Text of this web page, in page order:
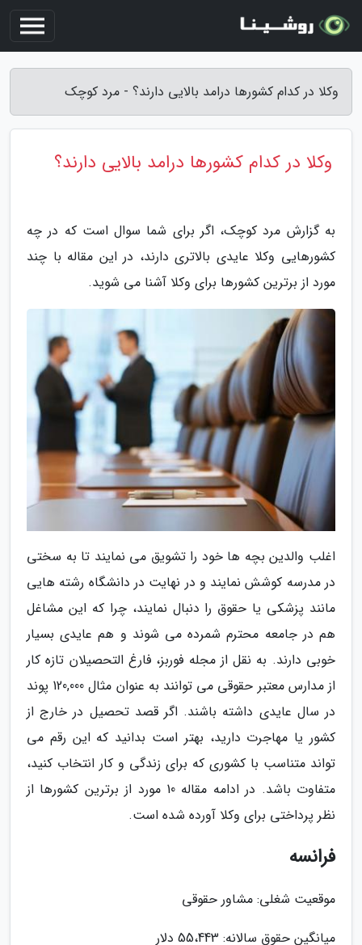
وکلا در کدام کشورها درامد بالایی دارند؟ - مرد کوچک
وکلا در کدام کشورها درامد بالایی دارند؟
به گزارش مرد کوچک، اگر برای شما سوال است که در چه
کشورهایی وکلا عایدی بالاتری دارند، در این مقاله با چند
مورد از برترین کشورها برای وکلا آشنا می شوید.
اغلب والدین بچه ها خود را تشویق می نمایند تا به سختی
در مدرسه کوشش نمایند و در نهایت در دانشگاه رشته هایی
مانند پزشکی یا حقوق را دنبال نمایند، چرا که این مشاغل
هم در جامعه محترم شمرده می شوند و هم عایدی بسیار
خوبی دارند. به نقل از مجله فوربز، فارغ التحصیلان تازه کار
از مدارس معتبر حقوقی می توانند به عنوان مثال 120,000 پوند
در سال عایدی داشته باشند. اگر قصد تحصیل در خارج از
کشور یا مهاجرت دارید، بهتر است بدانید که این رقم می
تواند متناسب با کشوری که برای زندگی و کار انتخاب کنید،
متفاوت باشد. در ادامه مقاله 10 مورد از برترین کشورها از
نظر پرداختی برای وکلا آورده شده است.
فرانسه
موقعیت شغلی: مشاور حقوقی
میانگین حقوق سالانه: 55،443 دلار